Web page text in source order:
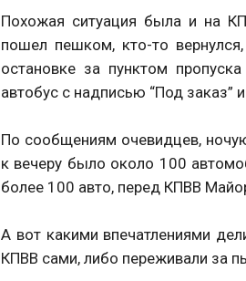
Похожая ситуация была и на
пошел пешком, кто-то
остановке за пунктом
автобус с надписью “Под заказ”
По сообщениям очевидцев,
к вечеру было около 100
более 100 авто, перед КПВВ
А вот какими впечатлениями
КПВВ сами, либо переживали за